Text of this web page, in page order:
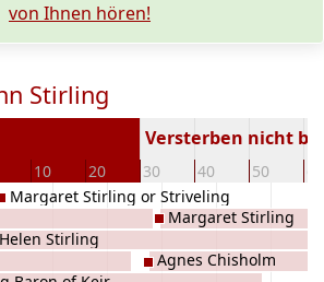
von Ihnen hören!
Stirling
10 20 30 40 50
Versterben nicht
Helen Stirling
Margaret Stirling or Striveling
Agnes Chisholm
Margaret Stirling